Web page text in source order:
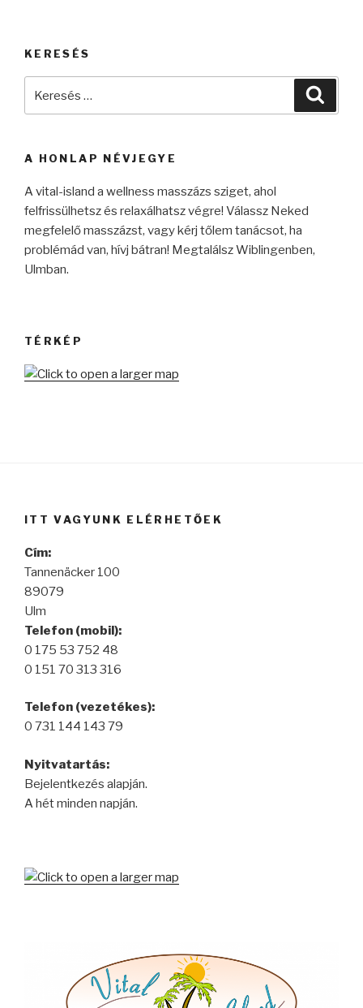
KERESÉS
A HONLAP NÉVJEGYE
A vital-island a wellness masszázs sziget, ahol
felfrissülhetsz és relaxálhatsz végre! Válassz Neked
megfelelő masszázst, vagy kérj tőlem tanácsot, ha
problémád van, hívj bátran! Megtalálsz Wiblingenben,
Ulmban.
TÉRKÉP
ITT VAGYUNK ELÉRHETŐEK
Cím:
Tannenäcker 100
89079
Ulm
Telefon (mobil):
0 175 53 752 48
0 151 70 313 316
Telefon (vezetékes):
0 731 144 143 79
Nyitvatartás:
Bejelentkezés alapján.
A hét minden napján.